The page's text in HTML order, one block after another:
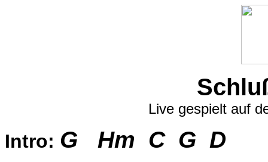
Live gespielt auf
Intro: G Hm C G D